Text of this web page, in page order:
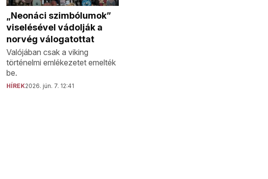
„Neonáci szimbólumok”
viselésével vádolják a
norvég válogatottat
Valójában csak a viking
történelmi emlékezetet emelték
be.
HÍREK2026. jún. 7. 12:41